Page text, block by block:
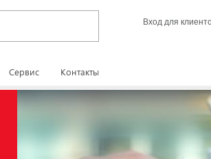
Вход для
Сервис Контакты